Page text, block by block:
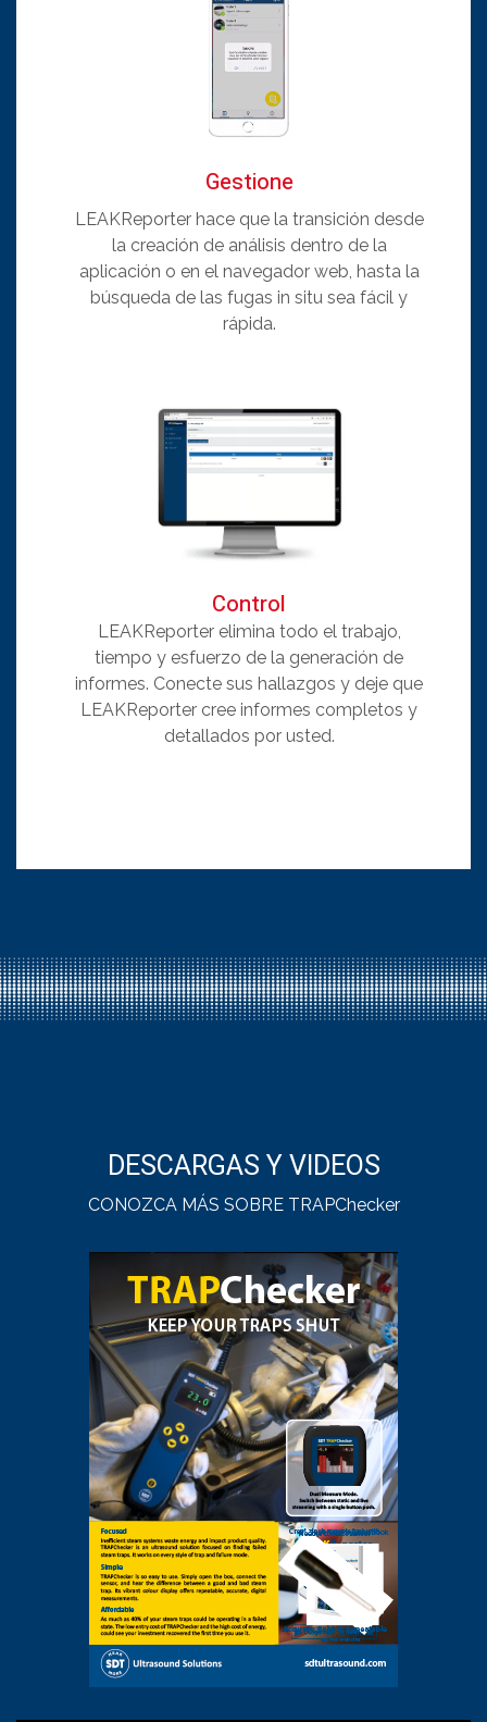
Gestione
LEAKReporter hace que la transición desde
la creación de análisis dentro de la
aplicación o en el navegador web, hasta la
búsqueda de las fugas in situ sea fácil y
rápida.
Control
LEAKReporter elimina todo el trabajo,
tiempo y esfuerzo de la generación de
informes. Conecte sus hallazgos y deje que
LEAKReporter cree informes completos y
detallados por usted.
DESCARGAS Y VIDEOS
CONOZCA MÁS SOBRE TRAPChecker